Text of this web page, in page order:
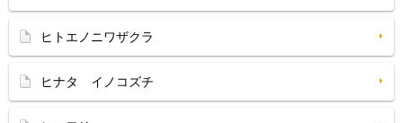
ヒトエノニワザクラ
ヒナタ イノコズチ